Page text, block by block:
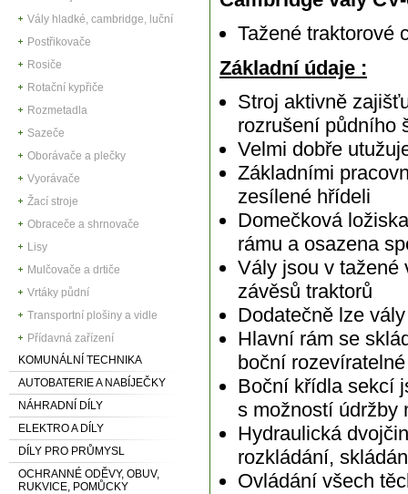
Vály hladké, cambridge, luční
Postřikovače
Rosiče
Rotační kypřiče
Rozmetadla
Sazeče
Oborávače a plečky
Vyorávače
Žací stroje
Obraceče a shrnovače
Lisy
Mulčovače a drtiče
Vrtáky půdní
Transportní plošiny a vidle
Přídavná zařízení
KOMUNÁLNÍ TECHNIKA
AUTOBATERIE A NABÍJEČKY
NÁHRADNÍ DÍLY
ELEKTRO A DÍLY
DÍLY PRO PRŮMYSL
OCHRANNÉ ODĚVY, OBUV,
RUKVICE, POMŮCKY
Tažené traktorové
Základní údaje :
Stroj aktivně
rozrušení půdního
Velmi dobře
Základními
zesílené hřídeli
Domečková
rámu a osazena
Vály jsou v tažené
závěsů traktorů
Dodatečně lze
Hlavní rám se
boční
Boční křídla sekcí
s možností údržby
Hydraulická
rozkládání,
Ovládání všech